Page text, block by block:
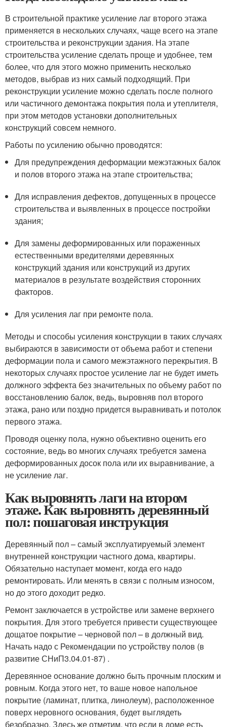
В строительной практике усиление лаг второго этажа
применяется в нескольких случаях, чаще всего на этапе
строительства и реконструкции здания. На этапе
строительства усиление сделать проще и удобнее, тем
более, что для этого можно применить несколько
методов, выбрав из них самый подходящий. При
реконструкции усиление можно сделать после полного
или частичного демонтажа покрытия пола и утеплителя,
при этом методов установки дополнительных
конструкций совсем немного.
Работы по усилению обычно проводятся:
Для предупреждения деформации межэтажных балок
и полов второго этажа на этапе строительства;
Для исправления дефектов, допущенных в процессе
строительства и выявленных в процессе постройки
здания;
Для замены деформированных или пораженных
естественными вредителями деревянных
конструкций здания или конструкций из других
материалов в результате воздействия сторонних
факторов.
Для усиления лаг при ремонте пола.
Методы и способы усиления конструкции в таких случаях
выбираются в зависимости от объема работ и степени
деформации пола и самого межэтажного перекрытия. В
некоторых случаях простое усиление лаг не будет иметь
должного эффекта без значительных по объему работ по
восстановлению балок, ведь, выровняв пол второго
этажа, рано или поздно придется выравнивать и потолок
первого этажа.
Проводя оценку пола, нужно объективно оценить его
состояние, ведь во многих случаях требуется замена
деформированных досок пола или их выравнивание, а
не усиление лаг.
Как выровнять лаги на втором
этаже. Как выровнять деревянный
пол: пошаговая инструкция
Деревянный пол – самый эксплуатируемый элемент
внутренней конструкции частного дома, квартиры.
Обязательно наступает момент, когда его надо
ремонтировать. Или менять в связи с полным износом,
но до этого доходит редко.
Ремонт заключается в устройстве или замене верхнего
покрытия. Для этого требуется привести существующее
дощатое покрытие – черновой пол – в должный вид.
Начать надо с Рекомендации по устройству полов (в
развитие СНиП3.04.01-87) .
Деревянное основание должно быть прочным плоским и
ровным. Когда этого нет, то ваше новое напольное
покрытие (ламинат, плитка, линолеум), расположенное
поверх неровного основания, будет выглядеть
безобразно. Здесь же отметим, что если в доме есть